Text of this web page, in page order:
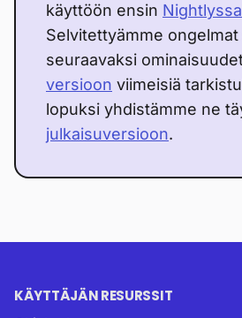
käyttöön ensin Nightlyssa
Selvitettyämme
seuraavaksi
versioon viimeisiä
lopuksi yhdistämme ne
julkaisuversioon.
KÄYTTÄJÄN RESURSSIT